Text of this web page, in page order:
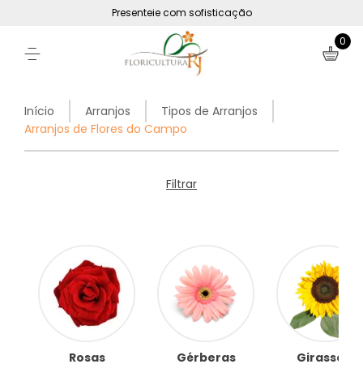
Presenteie com sofisticação
0
Início Arranjos
Tipos de Arranjos
Arranjos de Flores do Campo
Filtrar
Rosas Gérberas Girassóis